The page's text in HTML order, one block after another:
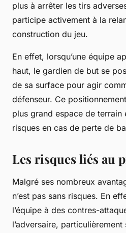
plus à arrêter les tirs
participe activement à la
construction du jeu.
En effet, lorsqu’une équipe
haut, le gardien de but se
de sa surface pour agir
défenseur. Ce
plus grand espace de terrain
risques en cas de perte de
Les risques liés au
Malgré ses nombreux
n’est pas sans risques. En
l’équipe à des contres-
l’adversaire,